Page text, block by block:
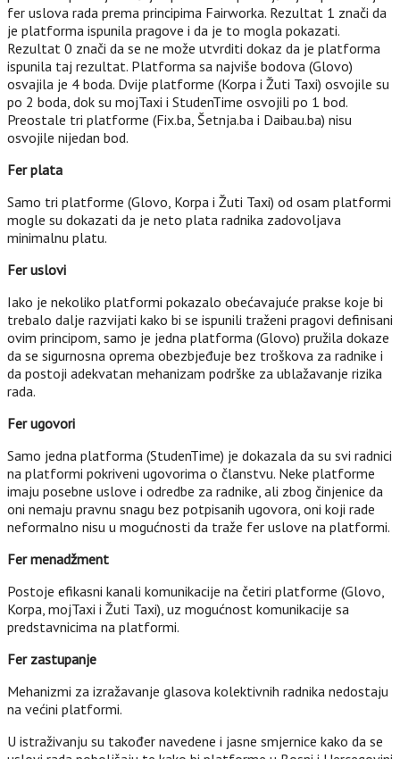
fer uslova rada prema principima Fairworka. Rezultat 1 znači da
je platforma ispunila pragove i da je to mogla pokazati.
Rezultat 0 znači da se ne može utvrditi dokaz da je platforma
ispunila taj rezultat. Platforma sa najviše bodova (Glovo)
osvajila je 4 boda. Dvije platforme (Korpa i Žuti Taxi) osvojile su
po 2 boda, dok su mojTaxi i StudenTime osvojili po 1 bod.
Preostale tri platforme (Fix.ba, Šetnja.ba i Daibau.ba) nisu
osvojile nijedan bod.
Fer plata
Samo tri platforme (Glovo, Korpa i Žuti Taxi) od osam platformi
mogle su dokazati da je neto plata radnika zadovoljava
minimalnu platu.
Fer uslovi
Iako je nekoliko platformi pokazalo obećavajuće prakse koje bi
trebalo dalje razvijati kako bi se ispunili traženi pragovi definisani
ovim principom, samo je jedna platforma (Glovo) pružila dokaze
da se sigurnosna oprema obezbjeđuje bez troškova za radnike i
da postoji adekvatan mehanizam podrške za ublažavanje rizika
rada.
Fer ugovori
Samo jedna platforma (StudenTime) je dokazala da su svi radnici
na platformi pokriveni ugovorima o članstvu. Neke platforme
imaju posebne uslove i odredbe za radnike, ali zbog činjenice da
oni nemaju pravnu snagu bez potpisanih ugovora, oni koji rade
neformalno nisu u mogućnosti da traže fer uslove na platformi.
Fer menadžment
Postoje efikasni kanali komunikacije na četiri platforme (Glovo,
Korpa, mojTaxi i Žuti Taxi), uz mogućnost komunikacije sa
predstavnicima na platformi.
Fer zastupanje
Mehanizmi za izražavanje glasova kolektivnih radnika nedostaju
na većini platformi.
U istraživanju su također navedene i jasne smjernice kako da se